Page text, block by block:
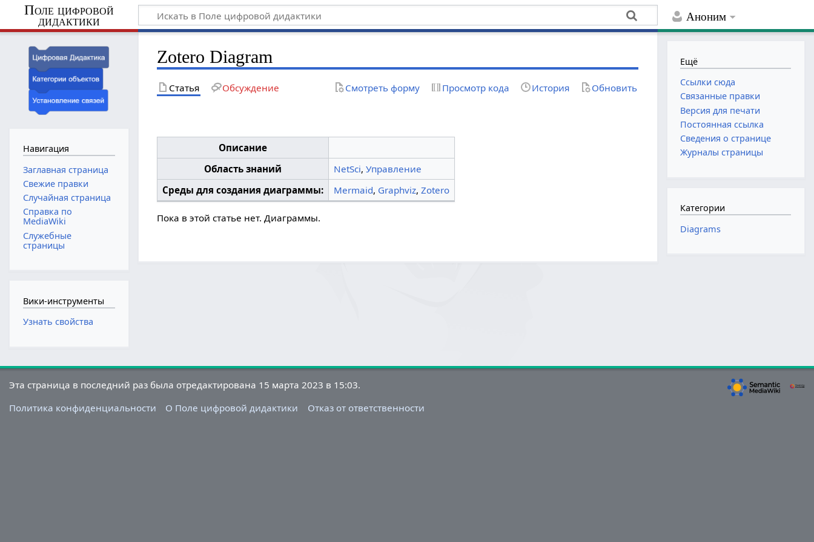
Аноним
Поле цифровой
дидактики
Zotero Diagram
Статья Обсуждение Смотреть форму Просмотр кода История Обновить
Описание
Область знаний
NetSci, Управление
Среды для создания диаграммы:
Mermaid, Graphviz, Zotero
Пока в этой статье нет. Диаграммы.
Навигация
Заглавная страница
Свежие правки
Случайная страница
Справка по
MediaWiki
Служебные
страницы
Вики-инструменты
Узнать свойства
Ещё
Ссылки сюда
Связанные правки
Версия для печати
Постоянная ссылка
Сведения о странице
Журналы страницы
Категории
Diagrams
Эта страница в последний раз была отредактирована 15 марта 2023 в 15:03.
Политика конфиденциальности
О Поле цифровой дидактики Отказ от ответственности